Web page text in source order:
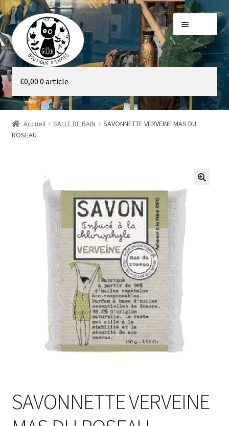
Aller
à
la
navigation
Aller
au
contenu
Galerie
Boutique
€0,00 0 article
Accueil SALLE DE BAIN
SAVONNETTE VERVEINE MAS DU
ROSEAU
SAVONNETTE VERVEINE